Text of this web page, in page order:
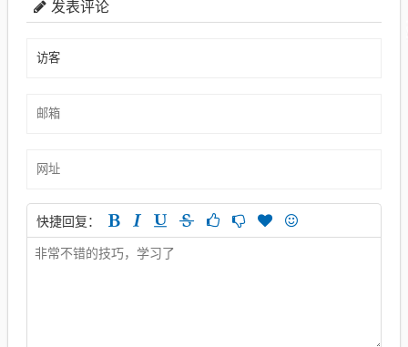
发表评论
快捷回复：